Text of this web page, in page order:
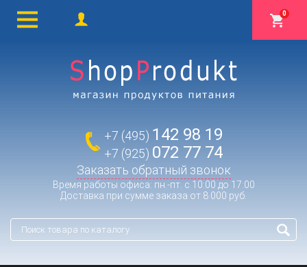
0
+7 (495) 142 98 19
+7 (925) 072 77 74
Заказать обратный звонок
Время работы офиса: пн.-пт. с 10:00 до 17:00
Доставка при сумме заказа от 8 000 руб.